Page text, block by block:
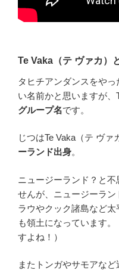
Te Vaka（テ ヴァカ）
タヒチアンダンスをや
い名前かと思いますが、
グループ名です。
じつはTe Vaka（テ ヴァ
ーランド出身。
ニュージーランド？と
せんが、ニュージーラ
ラウやクック諸島など
も領土になっています
すよね！）
またトンガやサモアな